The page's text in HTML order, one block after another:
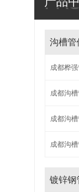
沟槽管
成都桦
成都沟
成都沟
成都沟
镀锌钢